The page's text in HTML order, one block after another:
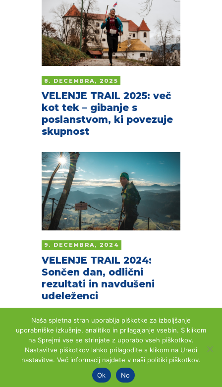
8. DECEMBRA, 2025
VELENJE TRAIL 2025: več
kot tek – gibanje s
poslanstvom, ki povezuje
skupnost
9. DECEMBRA, 2024
VELENJE TRAIL 2024:
Sončen dan, odlični
rezultati in navdušeni
udeleženci
Copyright © 2026 by Velenje Trail.
All rights reserved.
Naša spletna stran uporablja piškotke za izboljšanje
uporabniške izkušnje, analitiko in prilagajanje vsebin. S klikom
na Sprejmi vse se strinjate z uporabo vseh piškotkov.
Nastavitve piškotkov lahko prilagodite s klikom na Uredi
nastavitve. Več informacij najdete v naši politiki piškotkov.
Ok
No